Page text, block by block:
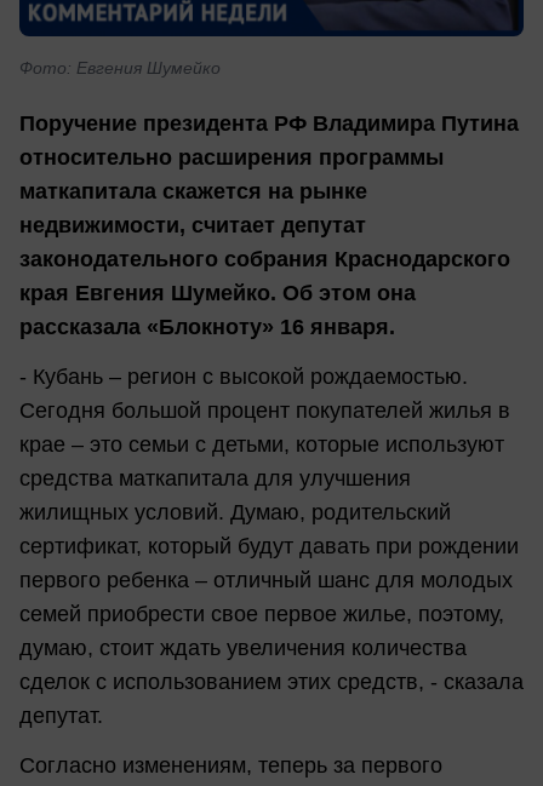
Фото: Евгения Шумейко
Поручение президента РФ Владимира Путина
относительно расширения программы
маткапитала скажется на рынке
недвижимости, считает депутат
законодательного собрания Краснодарского
края Евгения Шумейко. Об этом она
рассказала «Блокноту» 16 января.
- Кубань – регион с высокой рождаемостью.
Сегодня большой процент покупателей жилья в
крае – это семьи с детьми, которые используют
средства маткапитала для улучшения
жилищных условий. Думаю, родительский
сертификат, который будут давать при рождении
первого ребенка – отличный шанс для молодых
семей приобрести свое первое жилье, поэтому,
думаю, стоит ждать увеличения количества
сделок с использованием этих средств, - сказала
депутат.
Согласно изменениям, теперь за первого